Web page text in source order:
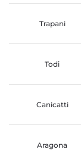
Trapani
Todi
Canicatti
Aragona